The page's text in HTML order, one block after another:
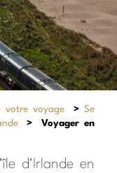
votre voyage > Se
>
Voyager en
d'Irlande en